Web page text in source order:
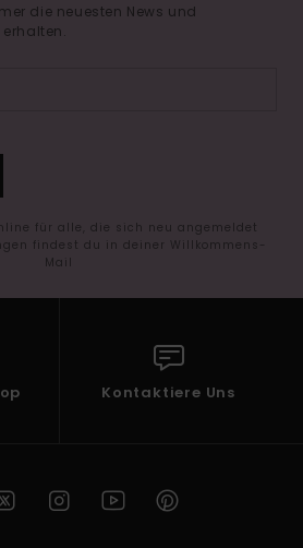
die neuesten News und
für alle, die sich neu angemeldet
findest du in deiner Willkommens-
Mail
Kontaktiere Uns